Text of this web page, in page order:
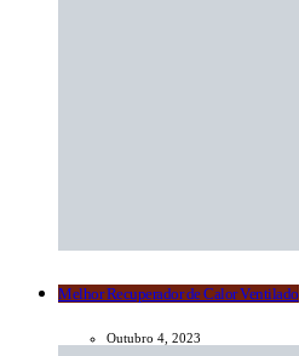
Melhor Recuperador de Calor Ventilado
Outubro 4, 2023